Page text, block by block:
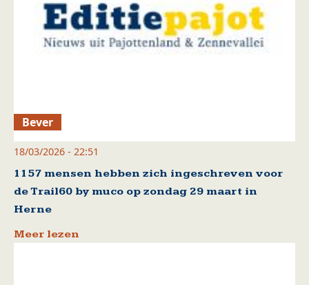
Bever
18/03/2026 - 22:51
1157 mensen hebben zich ingeschreven voor
de Trail60 by muco op zondag 29 maart in
Herne
Meer lezen